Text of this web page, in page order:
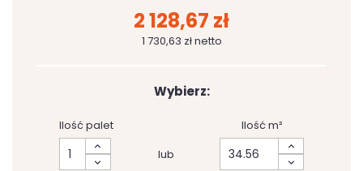
2 128,67 zł
1 730,63 zł netto
Wybierz:
Ilość palet
lub
Ilość m²